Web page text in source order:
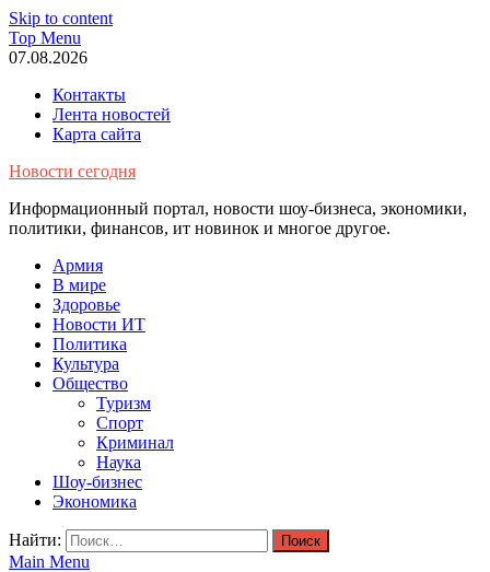
Skip to content
Top Menu
07.08.2026
Контакты
Лента новостей
Карта сайта
Новости сегодня
Информационный портал, новости шоу-бизнеса, экономики,
политики, финансов, ит новинок и многое другое.
Армия
В мире
Здоровье
Новости ИТ
Политика
Культура
Общество
Туризм
Спорт
Криминал
Наука
Шоу-бизнес
Экономика
Найти:
Main Menu